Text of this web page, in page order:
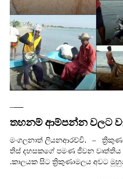
තහනම් ආම්පන්න වලට
මංගලනාත් ලියනආරච්චි. –
තිස් දහසකගේ පමණ ජීවන
.කාලයක සිට ත්‍රිකුණාමලය අවට